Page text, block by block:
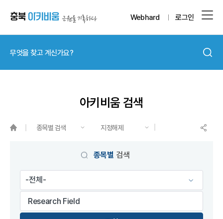
Webhard 로그인
아키비움 검색
종목별 검색 지정해제
종목별 검색